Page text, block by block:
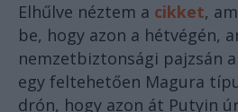
Elhűlve néztem a cikket,
be, hogy azon a hétvégén,
nemzetbiztonsági pajzsán
egy feltehetően Magura
drón, hogy azon át Putyin